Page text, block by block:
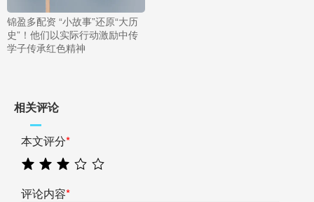
锦盈多配资 “小故事”还原“大历
史”！他们以实际行动激励中传
学子传承红色精神
相关评论
本文评分*
评论内容*